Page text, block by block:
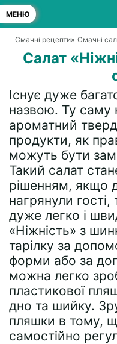
МЕНЮ
Смачні рецепти» Смачні
Салат
Існує дуже
назвою. Ту саму
ароматний
продукти, як
можуть бути
Такий салат
рішенням, якщо
нагрянули гості,
дуже легко і
«Ніжність» з
тарілку за
форми або за
можна легко
пластикової
дно та шийку.
пляшки в тому,
самостійно